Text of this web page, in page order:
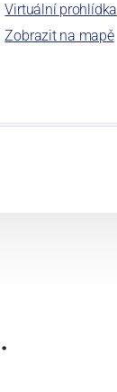
Virtuální prohlídka
Zobrazit na mapě